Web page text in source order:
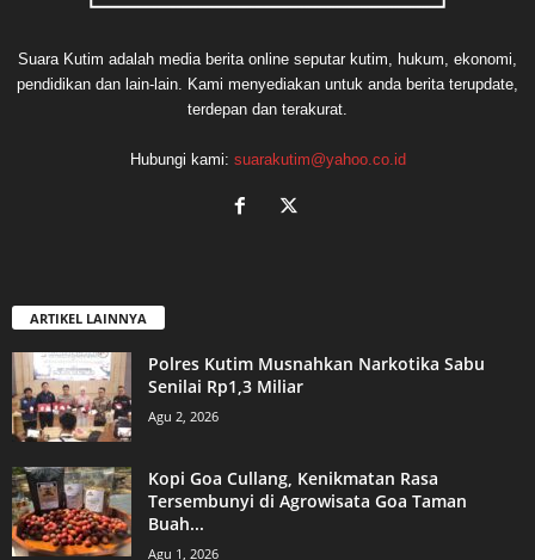
Suara Kutim adalah media berita online seputar kutim, hukum, ekonomi,
pendidikan dan lain-lain. Kami menyediakan untuk anda berita terupdate,
terdepan dan terakurat.
Hubungi kami: suarakutim@yahoo.co.id
ARTIKEL LAINNYA
Polres Kutim Musnahkan Narkotika Sabu
Senilai Rp1,3 Miliar
Agu 2, 2026
Kopi Goa Cullang, Kenikmatan Rasa
Tersembunyi di Agrowisata Goa Taman
Buah...
Agu 1, 2026